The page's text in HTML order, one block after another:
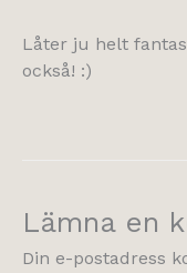
Låter ju helt
också! :)
Lämna en
Din e-postadress